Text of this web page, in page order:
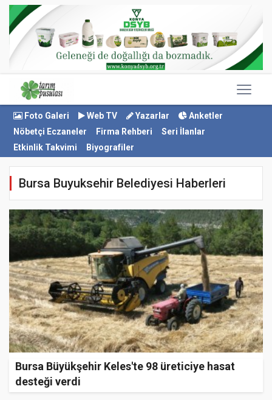
Foto Galeri Web TV Yazarlar
Anketler
Nöbetçi Eczaneler
Firma Rehberi
Seri İlanlar
Etkinlik Takvimi
Biyografiler
Bursa Buyuksehir Belediyesi Haberleri
Bursa Büyükşehir Keles'te 98 üreticiye hasat
desteği verdi